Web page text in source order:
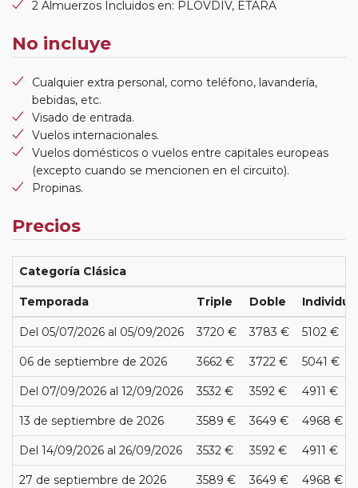
2 Almuerzos Incluidos en: PLOVDIV, ETARA
No incluye
Cualquier extra personal, como teléfono, lavandería,
bebidas, etc.
Visado de entrada.
Vuelos internacionales.
Vuelos domésticos o vuelos entre capitales europeas
(excepto cuando se mencionen en el circuito).
Propinas.
Precios
Categoría Clásica
Temporada Triple Doble
Del 05/07/2026 al 05/09/2026 3720 € 3783 € 5102 €
06 de septiembre de 2026 3662 € 3722 € 5041 €
Del 07/09/2026 al 12/09/2026 3532 € 3592 € 4911 €
13 de septiembre de 2026 3589 € 3649 € 4968 €
Del 14/09/2026 al 26/09/2026 3532 € 3592 € 4911 €
27 de septiembre de 2026 3589 € 3649 € 4968 €